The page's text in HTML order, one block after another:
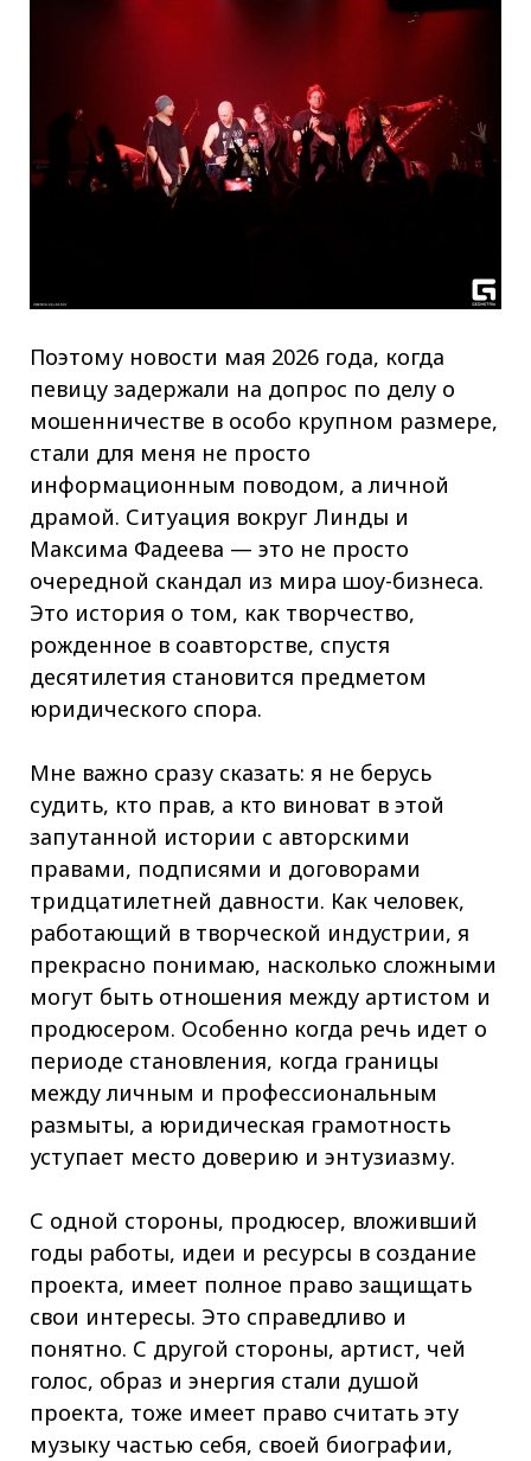
Поэтому новости мая 2026 года, когда
певицу задержали на допрос по делу о
мошенничестве в особо крупном размере,
стали для меня не просто
информационным поводом, а личной
драмой. Ситуация вокруг Линды и
Максима Фадеева — это не просто
очередной скандал из мира шоу-бизнеса.
Это история о том, как творчество,
рожденное в соавторстве, спустя
десятилетия становится предметом
юридического спора.
Мне важно сразу сказать: я не берусь
судить, кто прав, а кто виноват в этой
запутанной истории с авторскими
правами, подписями и договорами
тридцатилетней давности. Как человек,
работающий в творческой индустрии, я
прекрасно понимаю, насколько сложными
могут быть отношения между артистом и
продюсером. Особенно когда речь идет о
периоде становления, когда границы
между личным и профессиональным
размыты, а юридическая грамотность
уступает место доверию и энтузиазму.
С одной стороны, продюсер, вложивший
годы работы, идеи и ресурсы в создание
проекта, имеет полное право защищать
свои интересы. Это справедливо и
понятно. С другой стороны, артист, чей
голос, образ и энергия стали душой
проекта, тоже имеет право считать эту
музыку частью себя, своей биографии,